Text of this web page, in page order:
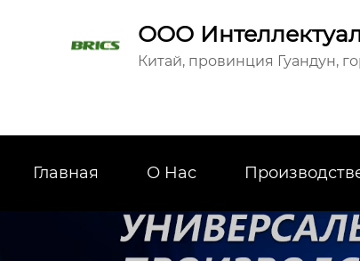
ООО
Китай, провинция Гуандун,
Главная О Hас